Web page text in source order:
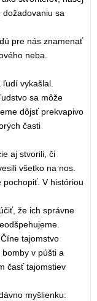
dožadovaniu sa
pre nás znamenať
neba.
ľudí vykašlal.
sa môže
dôjsť prekvapivo
časti
aj stvorili, či
všetko na nos.
pochopiť. V históriou
že ich správne
tajomstvo
bomby v púšti a
časť tajomstiev
myšlienku: